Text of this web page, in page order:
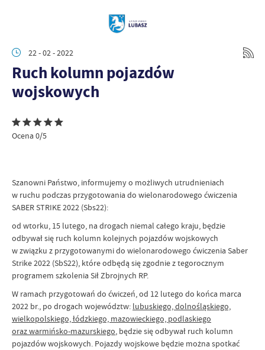
22 - 02 - 2022
Ruch kolumn pojazdów
wojskowych
Ocena 0/5
Szanowni Państwo, informujemy o możliwych utrudnieniach
w ruchu podczas przygotowania do wielonarodowego ćwiczenia
SABER STRIKE 2022 (Sbs22):
od wtorku, 15 lutego, na drogach niemal całego kraju, będzie
odbywał się ruch kolumn kolejnych pojazdów wojskowych
w związku z przygotowanymi do wielonarodowego ćwiczenia Saber
Strike 2022 (SbS22), które odbędą się zgodnie z tegorocznym
programem szkolenia Sił Zbrojnych RP.
W ramach przygotowań do ćwiczeń, od 12 lutego do końca marca
2022 br., po drogach województw: lubuskiego, dolnośląskiego,
wielkopolskiego, łódzkiego, mazowieckiego, podlaskiego
oraz warmińsko-mazurskiego, będzie się odbywał ruch kolumn
pojazdów wojskowych. Pojazdy wojskowe będzie można spotkać